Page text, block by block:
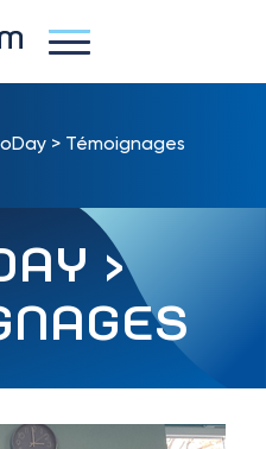
> Témoignages
>